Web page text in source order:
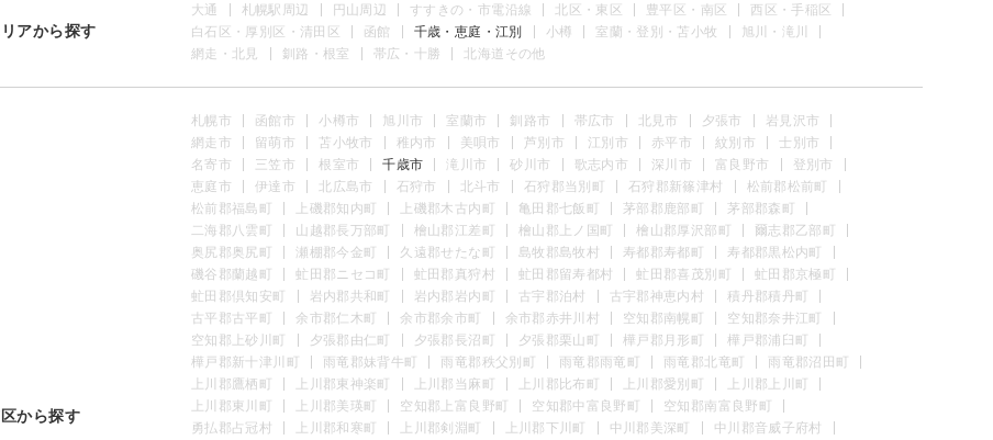
アから探す
大通 札幌駅周辺 円山周辺 すすきの・市電沿線 北区・東区 豊平区・南区
西区・手稲区
白石区・厚別区・清田区
函館 千歳・恵庭・江別 小樽 室蘭・登別・苫小牧
旭川・滝川
網走・北見
釧路・根室 帯広・十勝 北海道その他
から探す
札幌市 函館市 小樽市 旭川市 室蘭市 釧路市 帯広市 北見市 夕張市
岩見沢市
網走市
留萌市 苫小牧市 稚内市 美唄市 芦別市 江別市 赤平市 紋別市
士別市
名寄市
三笠市 根室市 千歳市 滝川市 砂川市 歌志内市 深川市 富良野市
登別市
恵庭市
伊達市 北広島市 石狩市 北斗市 石狩郡当別町 石狩郡新篠津村
松前郡松前町
松前郡福島町
上磯郡知内町 上磯郡木古内町 亀田郡七飯町 茅部郡鹿部町
茅部郡森町
二海郡八雲町
山越郡長万部町 檜山郡江差町 檜山郡上ノ国町 檜山郡厚沢部町
爾志郡乙部町
奥尻郡奥尻町
瀬棚郡今金町 久遠郡せたな町 島牧郡島牧村 寿都郡寿都町
寿都郡黒松内町
磯谷郡蘭越町
虻田郡ニセコ町 虻田郡真狩村 虻田郡留寿都村 虻田郡喜茂別町
虻田郡京極町
虻田郡倶知安町
岩内郡共和町 岩内郡岩内町 古宇郡泊村 古宇郡神恵内村
積丹郡積丹町
古平郡古平町
余市郡仁木町 余市郡余市町 余市郡赤井川村 空知郡南幌町
空知郡奈井江町
空知郡上砂川町
夕張郡由仁町 夕張郡長沼町 夕張郡栗山町 樺戸郡月形町
樺戸郡浦臼町
樺戸郡新十津川町
雨竜郡妹背牛町 雨竜郡秩父別町 雨竜郡雨竜町 雨竜郡北竜町
雨竜郡沼田町
上川郡鷹栖町
上川郡東神楽町 上川郡当麻町 上川郡比布町 上川郡愛別町
上川郡上川町
上川郡東川町
上川郡美瑛町 空知郡上富良野町 空知郡中富良野町
空知郡南富良野町
勇払郡占冠村
上川郡和寒町 上川郡剣淵町 上川郡下川町 中川郡美深町
中川郡音威子府村